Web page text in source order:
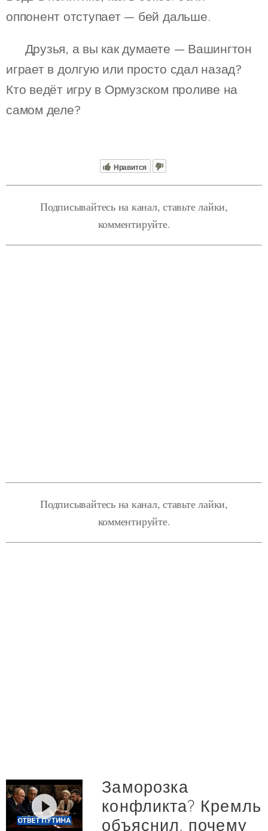
оппонент отступает — бей дальше.
❓ Друзья, а вы как думаете — Вашингтон
играет в долгую или просто сдал назад?
Кто ведёт игру в Ормузском проливе на
самом деле?
Нравится
Подписывайтесь на канал, ставьте лайки,
комментируйте.
Подписывайтесь на канал, ставьте лайки,
комментируйте.
Заморозка
конфликта? Кремль
объяснил, почему